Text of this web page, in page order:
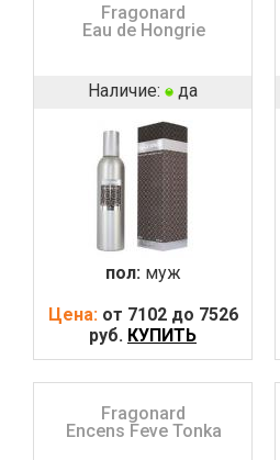
Fragonard
Eau de Hongrie
Наличие: да
пол: муж
Цена: от 7102 до 7526
руб. КУПИТЬ
Fragonard
Encens Feve Tonka